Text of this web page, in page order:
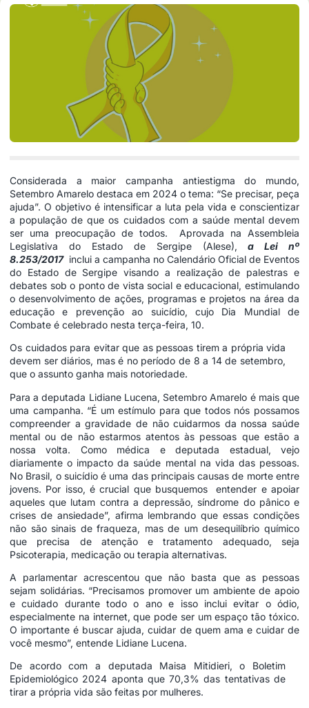
Considerada a maior campanha antiestigma do mundo,
Setembro Amarelo destaca em 2024 o tema: “Se precisar, peça
ajuda”. O objetivo é intensificar a luta pela vida e conscientizar
a população de que os cuidados com a saúde mental devem
ser uma preocupação de todos. Aprovada na Assembleia
Legislativa do Estado de Sergipe (Alese), a Lei nº
8.253/2017inclui a campanha no Calendário Oficial de Eventos
do Estado de Sergipe visando a realização de palestras e
debates sob o ponto de vista social e educacional, estimulando
o desenvolvimento de ações, programas e projetos na área da
educação e prevenção ao suicídio, cujo Dia Mundial de
Combate é celebrado nesta terça-feira, 10.
Os cuidados para evitar que as pessoas tirem a própria vida
devem ser diários, mas é no período de 8 a 14 de setembro,
que o assunto ganha mais notoriedade.
Para a deputada Lidiane Lucena, Setembro Amarelo é mais que
uma campanha. “É um estímulo para que todos nós possamos
compreender a gravidade de não cuidarmos da nossa saúde
mental ou de não estarmos atentos às pessoas que estão a
nossa volta. Como médica e deputada estadual, vejo
diariamente o impacto da saúde mental na vida das pessoas.
No Brasil, o suicídio é uma das principais causas de morte entre
jovens. Por isso, é crucial que busquemos entender e apoiar
aqueles que lutam contra a depressão, síndrome do pânico e
crises de ansiedade”, afirma lembrando que essas condições
não são sinais de fraqueza, mas de um desequilíbrio químico
que precisa de atenção e tratamento adequado, seja
Psicoterapia, medicação ou terapia alternativas.
A parlamentar acrescentou que não basta que as pessoas
sejam solidárias. “Precisamos promover um ambiente de apoio
e cuidado durante todo o ano e isso inclui evitar o ódio,
especialmente na internet, que pode ser um espaço tão tóxico.
O importante é buscar ajuda, cuidar de quem ama e cuidar de
você mesmo”, entende Lidiane Lucena.
De acordo com a deputada Maisa Mitidieri, o Boletim
Epidemiológico 2024 aponta que 70,3% das tentativas de
tirar a própria vida são feitas por mulheres.